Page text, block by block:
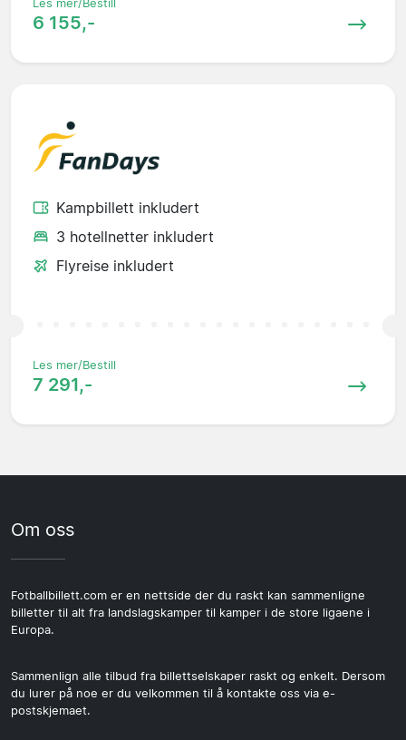
Les mer/Bestill
6 155,-
Kampbillett inkludert
3 hotellnetter inkludert
Flyreise inkludert
Les mer/Bestill
7 291,-
Om oss
Fotballbillett.com er en nettside der du raskt kan sammenligne
billetter til alt fra landslagskamper til kamper i de store ligaene i
Europa.
Sammenlign alle tilbud fra billettselskaper raskt og enkelt. Dersom
du lurer på noe er du velkommen til å kontakte oss via e-
postskjemaet.